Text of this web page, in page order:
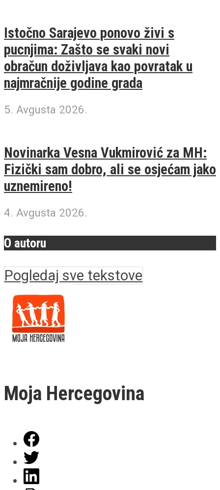
Istočno Sarajevo ponovo živi s
pucnjima: Zašto se svaki novi
obračun doživljava kao povratak u
najmračnije godine grada
5. Avgusta 2026.
Novinarka Vesna Vukmirović za MH:
Fizički sam dobro, ali se osjećam jako
uznemireno!
4. Avgusta 2026.
O autoru
Pogledaj sve tekstove
Moja Hercegovina